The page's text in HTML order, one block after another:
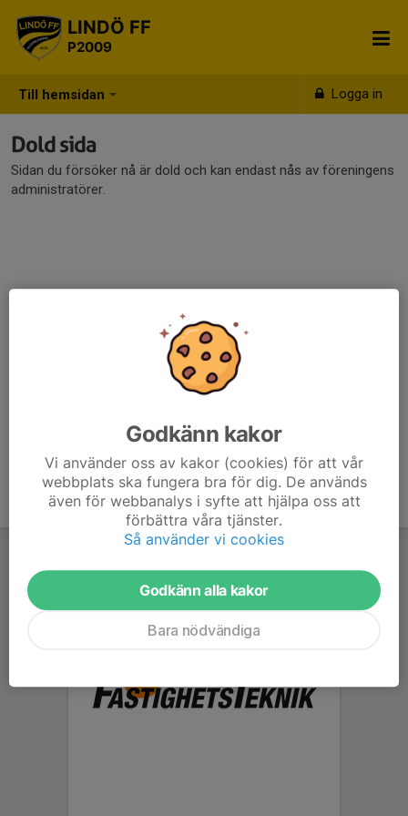
Till hemsidan Logga in
LINDÖ FF
P2009
Dold sida
Sidan du försöker nå är dold och kan endast nås av föreningens
administratörer.
Godkänn kakor
Vi använder oss av kakor (cookies) för att vår
webbplats ska fungera bra för dig. De används
även för webbanalys i syfte att hjälpa oss att
förbättra våra tjänster.
Så använder vi cookies
Godkänn alla kakor
Bara nödvändiga